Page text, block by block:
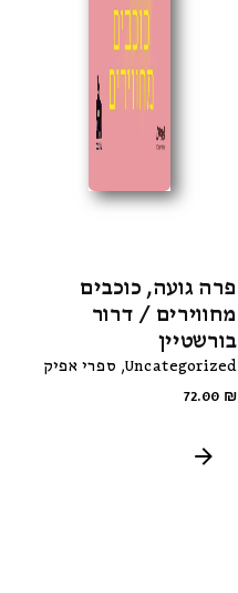
פרה גועה, כוכבים
מחווירים / דרור
בורשטיין
Uncategorized ספרי אפיק
72.00 ₪